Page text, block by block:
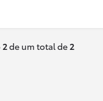
2de um total de2